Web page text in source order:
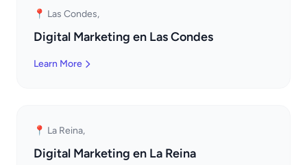
📍 Las Condes,
Digital Marketing en Las Condes
Learn More
📍 La Reina,
Digital Marketing en La Reina